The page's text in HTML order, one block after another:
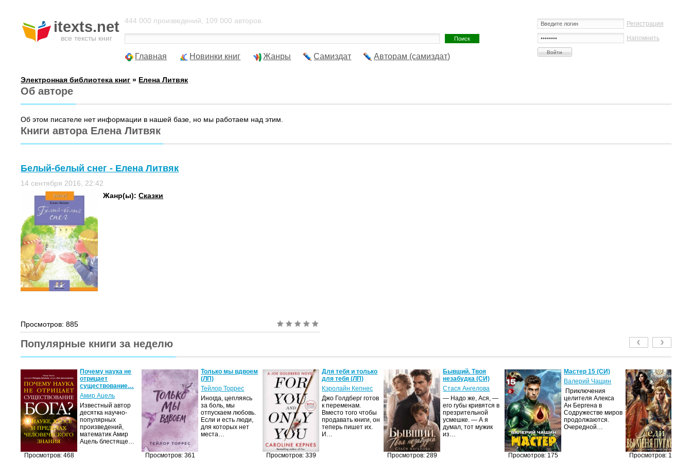
itexts.net
все тексты книг
Регистрация
Напомнить
444 000 произведений, 109 000 авторов.
Главная Новинки книг Жанры Самиздат Авторам (самиздат)
Электронная библиотека книг » Елена Литвяк
Об авторе
Об этом писателе нет информации в нашей базе, но мы работаем над этим.
Книги автора Елена Литвяк
Белый-белый снег - Елена Литвяк
14 сентября 2016, 22:42
Жанр(ы):Сказки
Просмотров: 885
Популярные книги за неделю
Просмотров: 468
Почему наука не
отрицает
существование…
Амир Ацель
Известный автор
десятка научно-
популярных
произведений,
математик Амир
Ацель блестяще…
Просмотров: 361
Только мы вдвоем
(ЛП)
Тейлор Торрес
Иногда, цепляясь
за боль, мы
отпускаем любовь.
Если и есть люди,
для которых нет
места…
Просмотров: 339
Для тебя и только
для тебя (ЛП)
Кэролайн Кепнес
Джо Голдберг готов
к переменам.
Вместо того чтобы
продавать книги, он
теперь пишет их.
И…
Просмотров: 289
Бывший. Твоя
незабудка (СИ)
Стася Ангелова
— Надо же, Ася, —
его губы кривятся в
презрительной
усмешке. — А я
думал, тот мужик
из…
Просмотров: 175
Мастер 15 (СИ)
Валерий Чащин
Приключения
целителя Алекса
Ан Бергена в
Содружестве миров
продолжаются.
Очередной…
Просмотров: 166